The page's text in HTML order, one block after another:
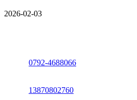
2026-02-03
0792-4688066
13870802760